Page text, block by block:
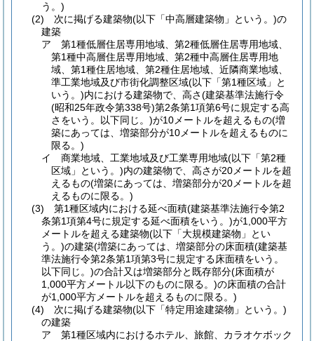
う。)
(2)
次に掲げる建築物(以下「中高層建築物」という。)の
建築
ア
第1種低層住居専用地域、第2種低層住居専用地域、
第1種中高層住居専用地域、第2種中高層住居専用地
域、第1種住居地域、第2種住居地域、近隣商業地域、
準工業地域及び市街化調整区域(以下「第1種区域」と
いう。)内における建築物で、高さ(建築基準法施行令
(昭和25年政令第338号)第2条第1項第6号に規定する高
さをいう。以下同じ。)が10メートルを超えるもの(増
築にあっては、増築部分が10メートルを超えるものに
限る。)
イ
商業地域、工業地域及び工業専用地域(以下「第2種
区域」という。)内の建築物で、高さが20メートルを超
えるもの(増築にあっては、増築部分が20メートルを超
えるものに限る。)
(3)
第1種区域内における延べ面積(建築基準法施行令第2
条第1項第4号に規定する延べ面積をいう。)が1,000平方
メートルを超える建築物(以下「大規模建築物」とい
う。)の建築(増築にあっては、増築部分の床面積(建築基
準法施行令第2条第1項第3号に規定する床面積をいう。
以下同じ。)の合計又は増築部分と既存部分(床面積が
1,000平方メートル以下のものに限る。)の床面積の合計
が1,000平方メートルを超えるものに限る。)
(4)
次に掲げる建築物(以下「特定用途建築物」という。)
の建築
ア
第1種区域内におけるホテル、旅館、カラオケボック